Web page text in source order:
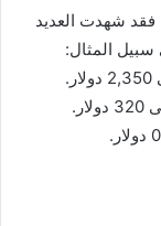
فقد شهدت العديد
سبيل المثال: